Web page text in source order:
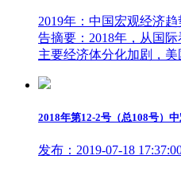
2019年：中国宏观经济
告摘要：2018年，从国
主要经济体分化加剧，
2018年第12-2号（总108号）
发布：2019-07-18